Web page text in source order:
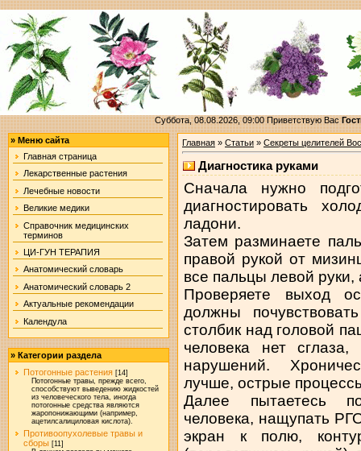
Суббота, 08.08.2026, 09:00Приветствую Вас
» Меню сайта
Главная страница
Лекарственные растения
Лечебные новости
Великие медики
Справочник медицинских
терминов
ЦИ-ГУН ТЕРАПИЯ
Анатомический словарь
Анатомический словарь 2
Актуальные рекомендации
Календула
» Категории раздела
Потогонные растения [14]
Потогонные травы, прежде всего,
способствуют выведению жидкостей
из человеческого тела, иногда
потогонные средства являются
жаропонижающими (например,
ацетилсалициловая кислота).
Противоопухолевые травы и
сборы [11]
Главная» Статьи» Секреты целителей
Диагностика руками
Сначала нужно
диагностировать
ладони.
Затем разминаете
правой рукой от
все пальцы левой руки,
Проверяете выход
должны
столбик над головой
человека нет
нарушений.
лучше, острые
Далее пытаетесь
человека, нащупать
экран к полю,